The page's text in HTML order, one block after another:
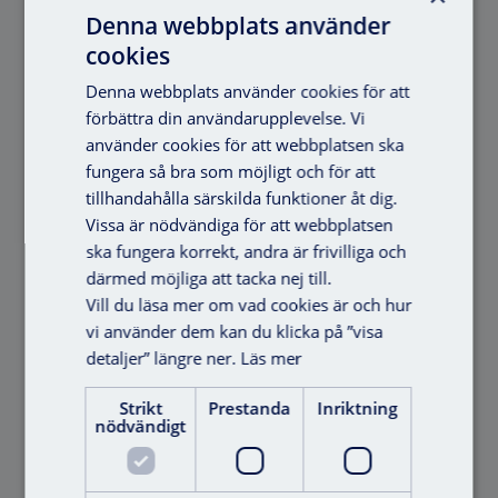
Från nycklar till ett digitalt
passersystem – därför väljer brf
Dopfunten VAKA®
Brf Dopfunten i Sköndal ville stärka säkerheten
i sina fasti...
REFERENS
Denna webbplats använder
cookies
Denna webbplats använder cookies för att
förbättra din användarupplevelse. Vi
använder cookies för att webbplatsen ska
fungera så bra som möjligt och för att
tillhandahålla särskilda funktioner åt dig.
Vissa är nödvändiga för att webbplatsen
ska fungera korrekt, andra är frivilliga och
därmed möjliga att tacka nej till.
Vill du läsa mer om vad cookies är och hur
vi använder dem kan du klicka på ”visa
detaljer” längre ner. Läs mer
Strikt
nödvändigt
Prestanda Inriktning